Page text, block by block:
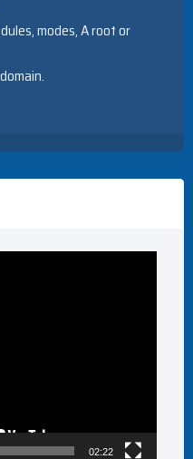
modes, A root or
02:22